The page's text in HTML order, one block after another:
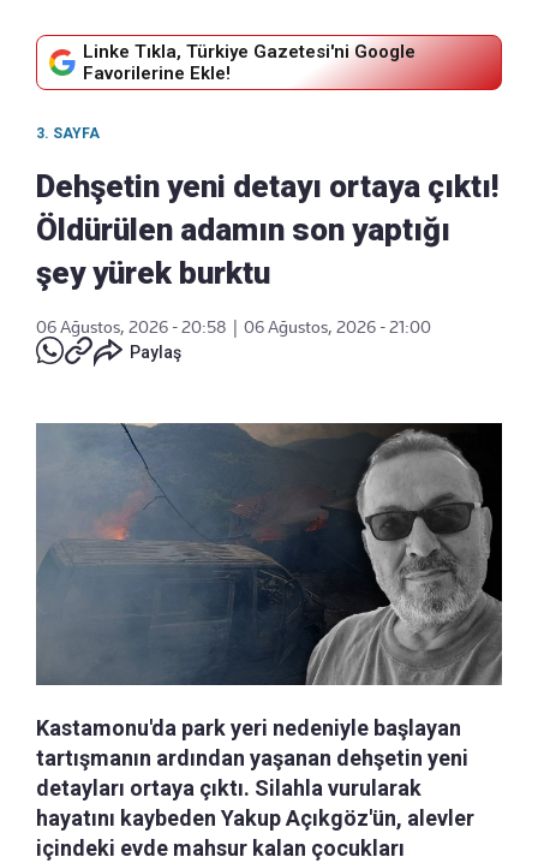
Linke Tıkla, Türkiye Gazetesi'ni Google
Favorilerine Ekle!
3. SAYFA
Dehşetin yeni detayı ortaya çıktı!
Öldürülen adamın son yaptığı
şey yürek burktu
06 Ağustos, 2026 - 20:58
06 Ağustos, 2026 - 21:00
Paylaş
Kastamonu'da park yeri nedeniyle başlayan
tartışmanın ardından yaşanan dehşetin yeni
detayları ortaya çıktı. Silahla vurularak
hayatını kaybeden Yakup Açıkgöz'ün, alevler
içindeki evde mahsur kalan çocukları